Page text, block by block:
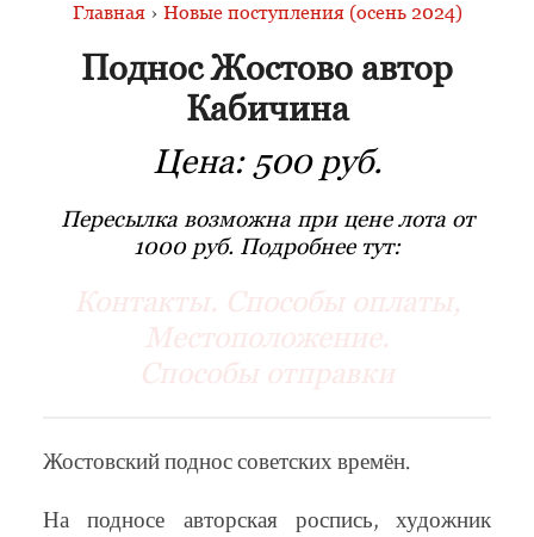
Главная › Новые поступления (осень 2024)
Поднос Жостово автор
Кабичина
Цена: 500 руб.
Пересылка возможна при цене лота от
1000 руб. Подробнее тут:
Контакты. Способы оплаты,
Местоположение.
Способы отправки
Жостовский поднос советских времён.
На подносе авторская роспись, художник